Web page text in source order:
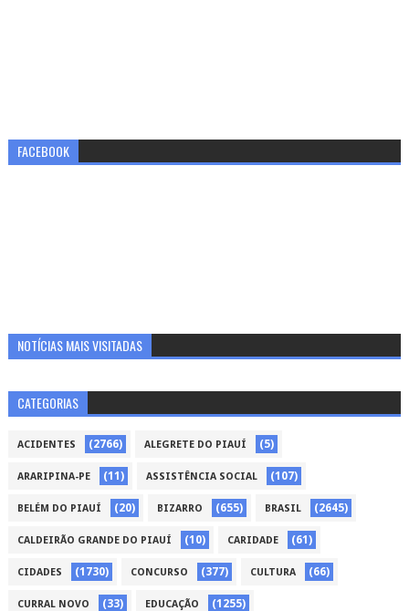
FACEBOOK
NOTÍCIAS MAIS VISITADAS
CATEGORIAS
ACIDENTES (2766) ALEGRETE DO PIAUÍ (5)
ARARIPINA-PE (11) ASSISTÊNCIA SOCIAL (107)
BELÉM DO PIAUÍ (20) BIZARRO (655) BRASIL (2645)
CALDEIRÃO GRANDE DO PIAUÍ (10) CARIDADE (61)
CIDADES (1730) CONCURSO (377) CULTURA (66)
CURRAL NOVO (33) EDUCAÇÃO (1255)